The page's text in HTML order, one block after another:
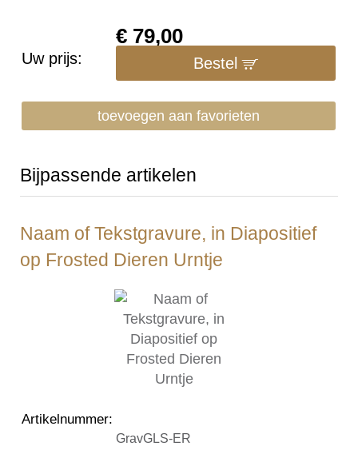
Uw prijs:
€ 79,00
Bestel
toevoegen aan favorieten
Bijpassende artikelen
Naam of Tekstgravure, in Diapositief
op Frosted Dieren Urntje
Artikelnummer:
GravGLS-ER